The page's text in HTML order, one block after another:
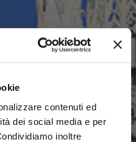
contenuti ed
dei social media e per
inoltre